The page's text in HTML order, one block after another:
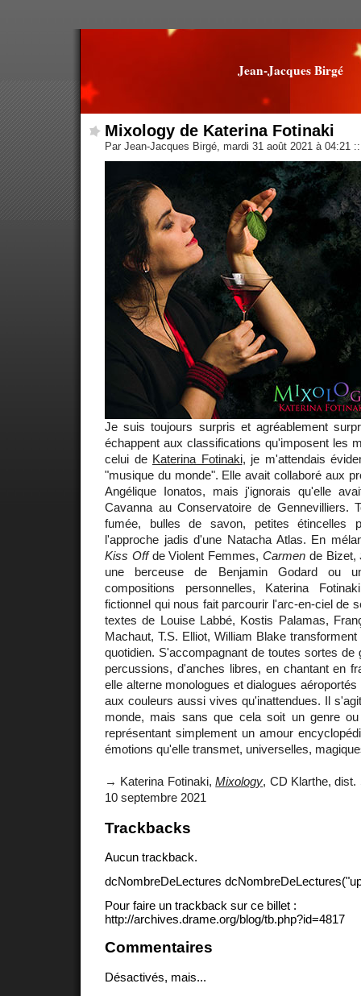
Jean-Jacques Birgé
Mixology de Katerina Fotinaki
Par Jean-Jacques Birgé, mardi 31 août 2021 à 04:21 ::
Je suis toujours surpris et agréablement
échappent aux classifications qu'imposent les
celui de Katerina Fotinaki, je m'attendais
"musique du monde". Elle avait collaboré aux
Angélique Ionatos, mais j'ignorais qu'elle
Cavanna au Conservatoire de Gennevilliers.
fumée, bulles de savon, petites étincelles
l'approche jadis d'une Natacha Atlas. En
Kiss Offde Violent Femmes,Carmen de Bizet,
une berceuse de Benjamin Godard ou
compositions personnelles, Katerina
fictionnel qui nous fait parcourir l'arc-en-ciel de
textes de Louise Labbé, Kostis Palamas,
Machaut, T.S. Elliot, William Blake
quotidien. S'accompagnant de toutes sortes de
percussions, d'anches libres, en chantant en
elle alterne monologues et dialogues
aux couleurs aussi vives qu'inattendues. Il
monde, mais sans que cela soit un genre
représentant simplement un amour
émotions qu'elle transmet, universelles,
→ Katerina Fotinaki,Mixology, CD Klarthe,
10 septembre 2021
Trackbacks
Aucun trackback.
dcNombreDeLectures
Pour faire un trackback sur ce billet :
http://archives.drame.org/blog/tb.php?id=4817
Commentaires
Désactivés, mais...